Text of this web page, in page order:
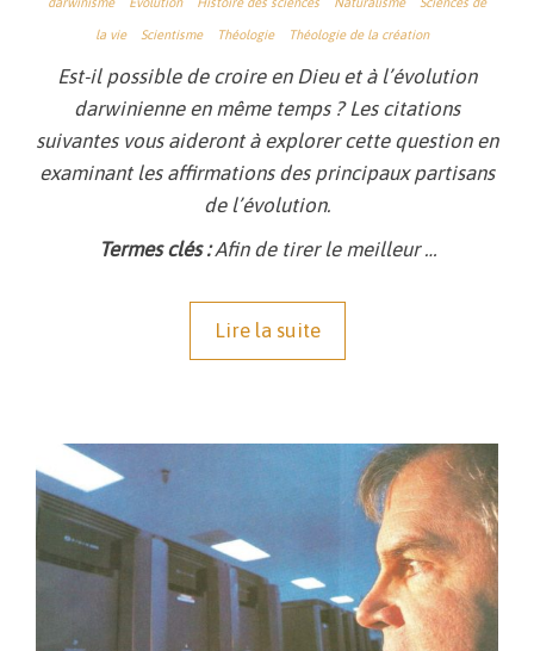
la vie Scientisme Théologie Théologie de la création
Est-il possible de croire en Dieu et à l’évolution
darwinienne en même temps ? Les citations
suivantes vous aideront à explorer cette question en
examinant les affirmations des principaux partisans
de l’évolution.
Termes clés :Afin de tirer le meilleur …
Lire la suite